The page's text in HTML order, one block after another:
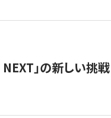
」の新しい挑戦